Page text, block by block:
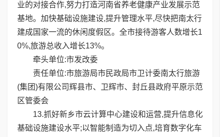
业的对接合作,努力打造河南省养老健康产业发展示范
基地。加快基础设施建设,提升管理水平,尽快把南太行
建成国家一流的休闲度假区。全市接待游客人数增长1
0%,旅游总收入增长13%。
牵头单位:市发改委
责任单位:市旅游局市民政局市卫计委南太行旅游
(集团)有限公司辉县市、卫辉市、封丘县政府平原示范
区管委会
13.抓好新乡市云计算中心建设和运营,提升信息化
基础设施建设水平;以智能制造为切入点,培育数字化车